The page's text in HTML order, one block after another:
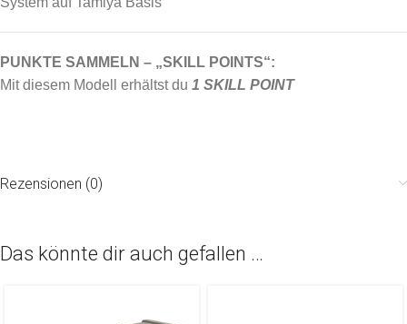
PUNKTE SAMMELN – „SKILL POINTS“:
Mit diesem Modell erhältst du 1 SKILL POINT
Rezensionen (0)
Das könnte dir auch gefallen …